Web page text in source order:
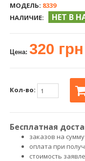
МОДЕЛЬ: 8339
НАЛИЧИЕ:
НЕТ В
Цена: 320 грн
Кол-во:
Бесплатная
заказов на
оплата при
стоимость